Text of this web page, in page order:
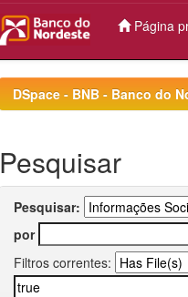
Página
DSpace - BNB - Banco do
Pesquisar
Pesquisar:
por
Filtros correntes: